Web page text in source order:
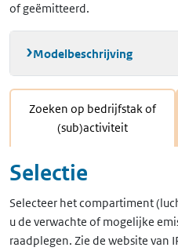
of geëmitteerd.
Modelbeschrijving
Zoeken op bedrijfstak of
(sub)activiteit
Selectie
Selecteer het compartiment
u de verwachte of mogelijke
raadplegen. Zie de website van